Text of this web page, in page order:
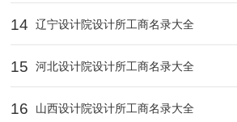
14 辽宁设计院设计所工商名录大全
15 河北设计院设计所工商名录大全
16 山西设计院设计所工商名录大全